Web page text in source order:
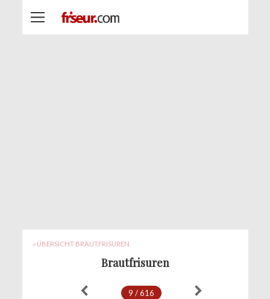
« ÜBERSICHT BRAUTFRISUREN
Brautfrisuren
9 / 616